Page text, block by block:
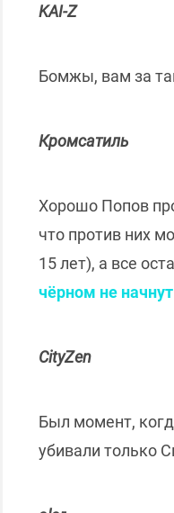
KAI-Z
Бомжы, вам за
Кромсатиль
Хорошо Попов
что против них
15 лет), а все
чёрном не
CityZen
Был момент,
убивали только